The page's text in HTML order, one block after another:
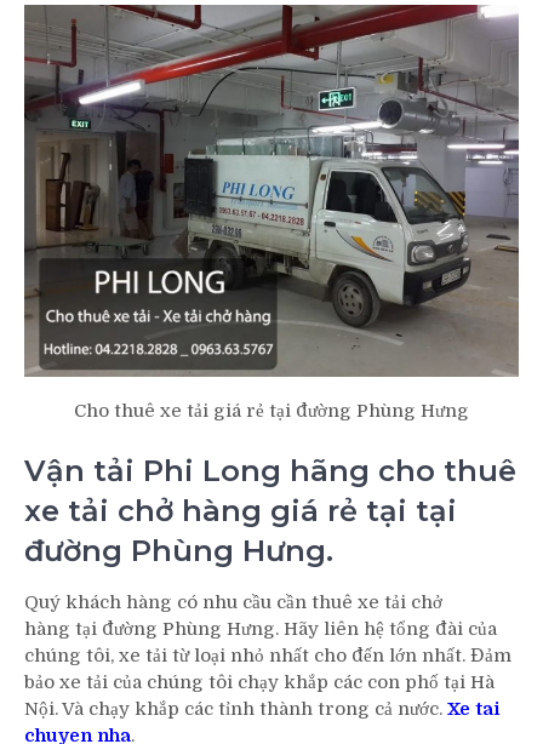
Cho thuê xe tải giá rẻ tại đường Phùng Hưng
Vận tải Phi Long hãng cho thuê
xe tải chở hàng giá rẻ tại tại
đường Phùng Hưng.
Quý khách hàng có nhu cầu cần thuê xe tải chở
hàng tại đường Phùng Hưng. Hãy liên hệ tổng đài của
chúng tôi, xe tải từ loại nhỏ nhất cho đến lớn nhất. Đảm
bảo xe tải của chúng tôi chạy khắp các con phố tại Hà
Nội. Và chạy khắp các tỉnh thành trong cả nước. Xe tai
chuyen nha.